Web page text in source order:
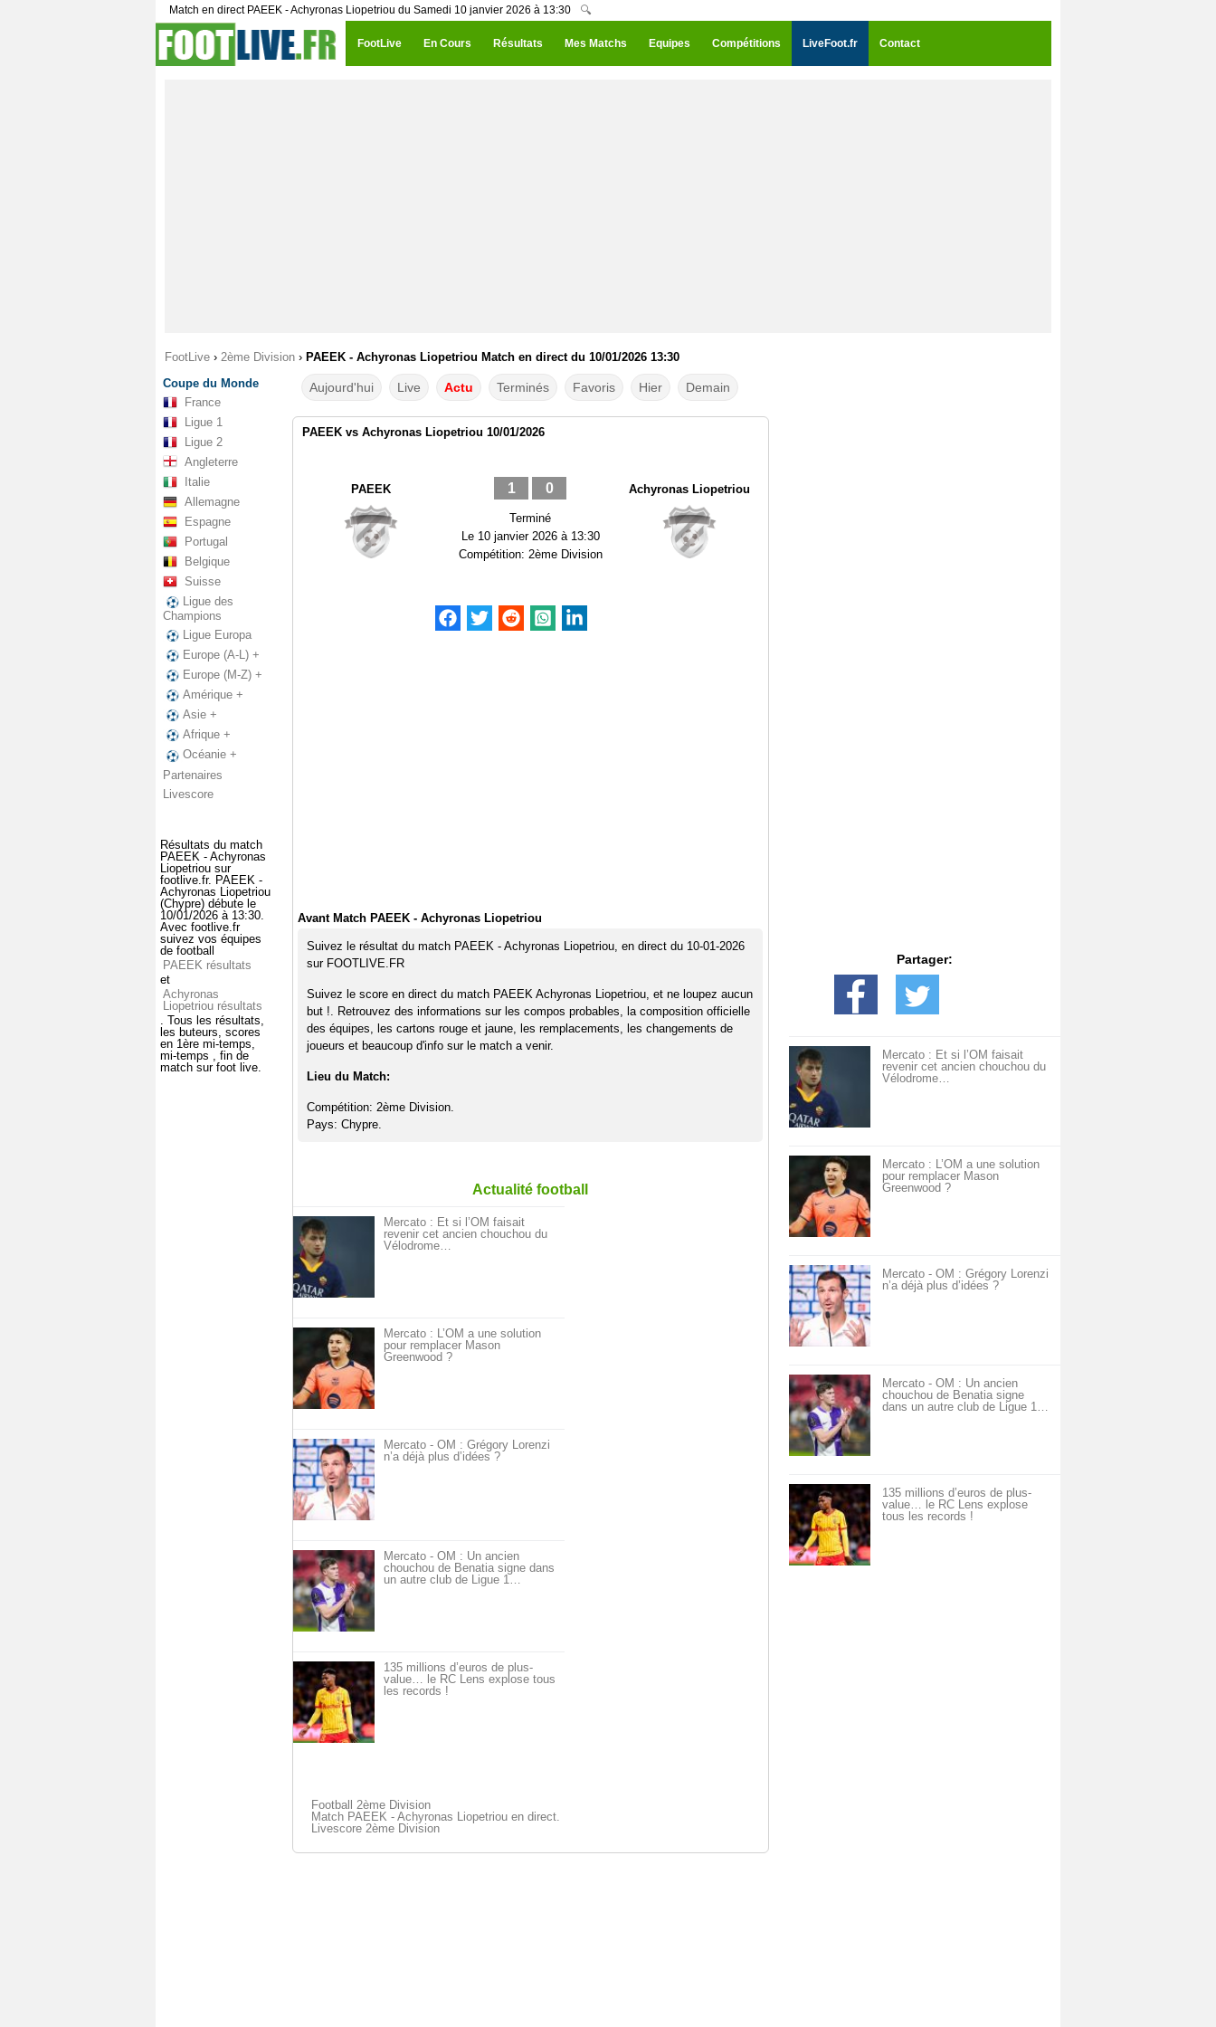
Match en direct PAEEK - Achyronas Liopetriou du Samedi 10 janvier 2026 à 13:30 🔍
FootLive En Cours Résultats Mes Matchs Equipes Compétitions LiveFoot.fr Contact
FootLive › 2ème Division › PAEEK - Achyronas Liopetriou Match en direct du 10/01/2026 13:30
Coupe du Monde
France
Ligue 1
Ligue 2
Angleterre
Italie
Allemagne
Espagne
Portugal
Belgique
Suisse
Ligue des
Champions
Ligue Europa
Europe (A-L) +
Europe (M-Z) +
Amérique +
Asie +
Afrique +
Océanie +
Partenaires
Livescore
Résultats du match
PAEEK - Achyronas
Liopetriou sur
footlive.fr. PAEEK -
Achyronas Liopetriou
(Chypre) débute le
10/01/2026 à 13:30.
Avec footlive.fr
suivez vos équipes
de football
PAEEK résultats
et
Achyronas
Liopetriou résultats
. Tous les résultats,
les buteurs, scores
en 1ère mi-temps,
mi-temps , fin de
match sur foot live.
Aujourd'hui Live Actu Terminés Favoris Hier Demain
PAEEK vs Achyronas Liopetriou 10/01/2026
PAEEK 1 0
Terminé
Le 10 janvier 2026 à 13:30
Compétition: 2ème Division
Achyronas Liopetriou
Avant Match PAEEK - Achyronas Liopetriou
Suivez le résultat du match PAEEK - Achyronas Liopetriou, en direct du 10-01-2026
sur FOOTLIVE.FR
Suivez le score en direct du match PAEEK Achyronas Liopetriou, et ne loupez aucun
but !. Retrouvez des informations sur les compos probables, la composition officielle
des équipes, les cartons rouge et jaune, les remplacements, les changements de
joueurs et beaucoup d'info sur le match a venir.
Lieu du Match:
Compétition: 2ème Division.
Pays: Chypre.
Actualité football
Mercato : Et si l’OM faisait
revenir cet ancien chouchou du
Vélodrome…
Mercato : L’OM a une solution
pour remplacer Mason
Greenwood ?
Mercato - OM : Grégory Lorenzi
n’a déjà plus d’idées ?
Mercato - OM : Un ancien
chouchou de Benatia signe dans
un autre club de Ligue 1…
135 millions d’euros de plus-
value… le RC Lens explose tous
les records !
Football 2ème Division
Match PAEEK - Achyronas Liopetriou en direct.
Livescore 2ème Division
Partager:
Mercato : Et si l’OM faisait
revenir cet ancien chouchou du
Vélodrome…
Mercato : L’OM a une solution
pour remplacer Mason
Greenwood ?
Mercato - OM : Grégory Lorenzi
n’a déjà plus d’idées ?
Mercato - OM : Un ancien
chouchou de Benatia signe
dans un autre club de Ligue 1…
135 millions d’euros de plus-
value… le RC Lens explose
tous les records !